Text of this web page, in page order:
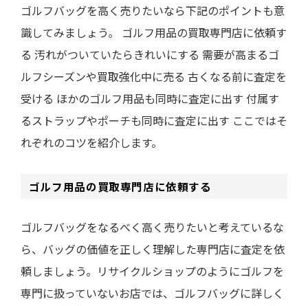
ゴルフバッグを高く売りたいなら下記のポイントも意
識してみましょう。 ゴルフ用品の買取専門店に依頼す
る 汚れがついていたらきれいにする 需要が高まるゴ
ルフシーズンや買取強化中に売る 古くなる前に査定を
受ける ほかのゴルフ用品も同時に査定に出す 付属す
るストラップやポーチも同時に査定に出す ここではそ
れぞれのコツを紹介します。
ゴルフ用品の買取専門店に依頼する
ゴルフバッグをなるべく高く売りたいと考えているな
ら、バッグの価値を正しく理解した専門店に査定を依
頼しましょう。リサイクルショップのようにゴルフを
専門に扱っていないお店では、ゴルフバッグに詳しく